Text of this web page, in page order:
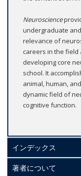
Neuroscience
undergraduate
relevance of
careers in the
developing core
school. It
animal, human,
dynamic field of
cognitive function.
インデックス
著者について